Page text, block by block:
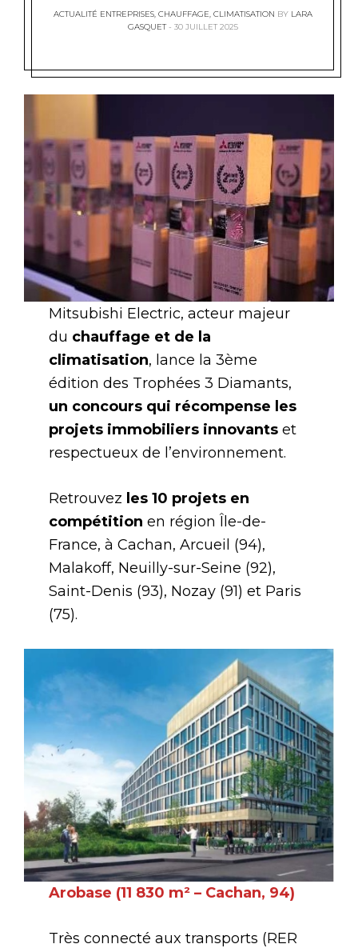
ACTUALITÉ ENTREPRISES, CHAUFFAGE, CLIMATISATION BY LARA
GASQUET
30 JUILLET 2025
Mitsubishi Electric, acteur majeur
du chauffage et de la
climatisation, lance la 3ème
édition des Trophées 3 Diamants,
un concours qui récompense les
projets immobiliers innovants et
respectueux de l’environnement.
Retrouvez les 10 projets en
compétition en région Île-de-
France, à Cachan, Arcueil (94),
Malakoff, Neuilly-sur-Seine (92),
Saint-Denis (93), Nozay (91) et Paris
(75).
Arobase (11 830 m² – Cachan, 94)
Très connecté aux transports (RER